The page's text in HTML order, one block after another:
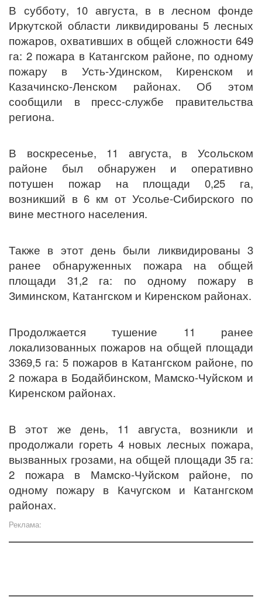
В субботу, 10 августа, в в лесном фонде
Иркутской области ликвидированы 5 лесных
пожаров, охвативших в общей сложности 649
га: 2 пожара в Катангском районе, по одному
пожару в Усть-Удинском, Киренском и
Казачинско-Ленском районах. Об этом
сообщили в пресс-службе правительства
региона.
В воскресенье, 11 августа, в Усольском
районе был обнаружен и оперативно
потушен пожар на площади 0,25 га,
возникший в 6 км от Усолье-Сибирского по
вине местного населения.
Также в этот день были ликвидированы 3
ранее обнаруженных пожара на общей
площади 31,2 га: по одному пожару в
Зиминском, Катангском и Киренском районах.
Продолжается тушение 11 ранее
локализованных пожаров на общей площади
3369,5 га: 5 пожаров в Катангском районе, по
2 пожара в Бодайбинском, Мамско-Чуйском и
Киренском районах.
В этот же день, 11 августа, возникли и
продолжали гореть 4 новых лесных пожара,
вызванных грозами, на общей площади 35 га:
2 пожара в Мамско-Чуйском районе, по
одному пожару в Качугском и Катангском
районах.
Реклама: